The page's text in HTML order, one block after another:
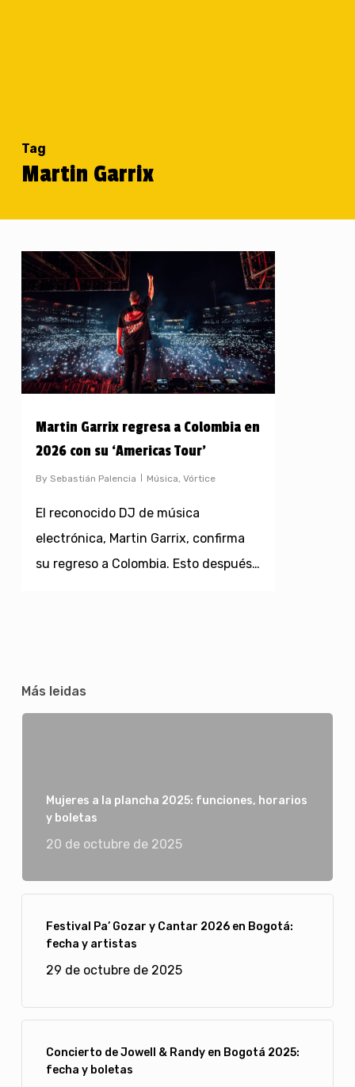
Tag
Martin Garrix
Martin Garrix regresa a Colombia en
2026 con su ‘Americas Tour’
By Sebastián Palencia Música Vórtice
El reconocido DJ de música
electrónica, Martin Garrix, confirma
su regreso a Colombia. Esto después…
Más leidas
Mujeres a la plancha 2025: funciones, horarios
y boletas
20 de octubre de 2025
Festival Pa’ Gozar y Cantar 2026 en Bogotá:
fecha y artistas
29 de octubre de 2025
Concierto de Jowell & Randy en Bogotá 2025:
fecha y boletas